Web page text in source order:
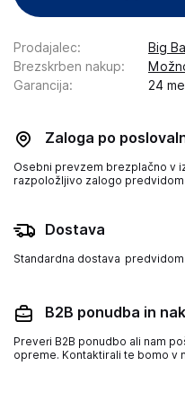
Prodajalec:
Big
Brezskrben nakup:
Garancija: 24
Zaloga po
Osebni prevzem brezplačno v
razpoložljivo zalogo
Dostava
Standardna dostava
B2B ponudba in
Preveri B2B ponudbo ali nam
opreme. Kontaktirali te bomo v